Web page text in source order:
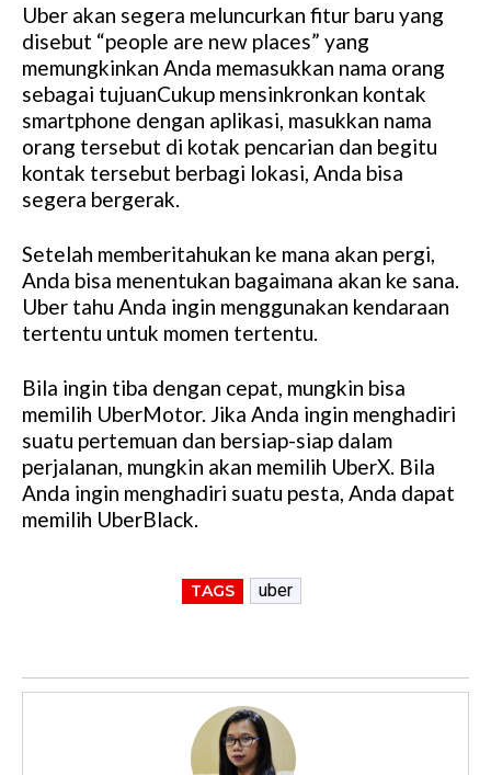
Uber akan segera meluncurkan fitur baru yang
disebut “people are new places” yang
memungkinkan Anda memasukkan nama orang
sebagai tujuanCukup mensinkronkan kontak
smartphone dengan aplikasi, masukkan nama
orang tersebut di kotak pencarian dan begitu
kontak tersebut berbagi lokasi, Anda bisa
segera bergerak.
Setelah memberitahukan ke mana akan pergi,
Anda bisa menentukan bagaimana akan ke sana.
Uber tahu Anda ingin menggunakan kendaraan
tertentu untuk momen tertentu.
Bila ingin tiba dengan cepat, mungkin bisa
memilih UberMotor. Jika Anda ingin menghadiri
suatu pertemuan dan bersiap-siap dalam
perjalanan, mungkin akan memilih UberX. Bila
Anda ingin menghadiri suatu pesta, Anda dapat
memilih UberBlack.
TAGS uber